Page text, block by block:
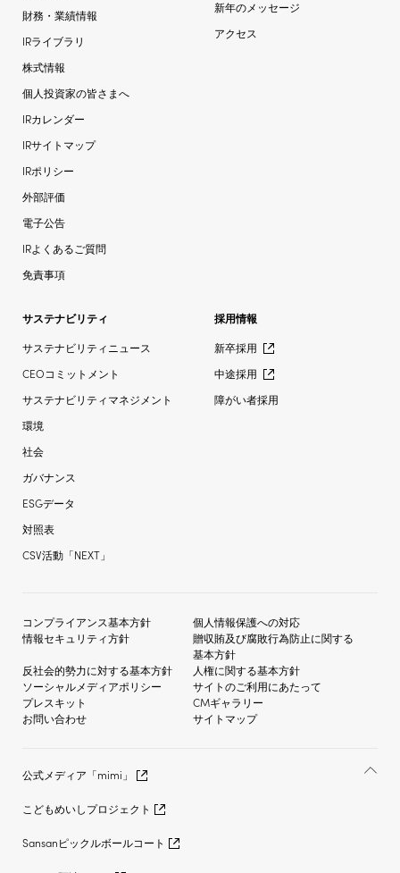
新年のメッセージ
アクセス
財務・業績情報
IRライブラリ
株式情報
個人投資家の皆さまへ
IRカレンダー
IRサイトマップ
IRポリシー
外部評価
電子公告
IRよくあるご質問
免責事項
サステナビリティ
サステナビリティニュース
CEOコミットメント
サステナビリティマネジメント
環境
社会
ガバナンス
ESGデータ
対照表
CSV活動「NEXT」
採用情報
新卒採用
中途採用
障がい者採用
コンプライアンス基本方針
個人情報保護への対応
情報セキュリティ方針
贈収賄及び腐敗行為防止に関する
基本方針
反社会的勢力に対する基本方針
人権に関する基本方針
ソーシャルメディアポリシー
サイトのご利用にあたって
プレスキット
CMギャラリー
お問い合わせ
サイトマップ
公式メディア「mimi」
こどもめいしプロジェクト
Sansanピックルボールコート